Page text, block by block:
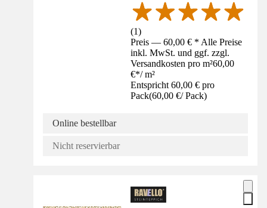
(1)
Preis — 60,00 € * Alle Preise
inkl. MwSt. und ggf. zzgl.
Versandkosten pro m²60,00
€*/ m²
Entspricht 60,00 € pro
Pack(60,00 €/ Pack)
Online bestellbar
Nicht reservierbar